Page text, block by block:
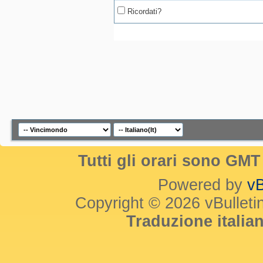
Ricordati?
Tutti gli orari sono
Powered by
Copyright © 2026
Traduzione